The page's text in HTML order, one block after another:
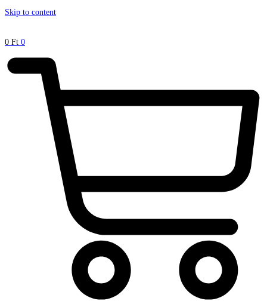
Skip to content
0 Ft 0